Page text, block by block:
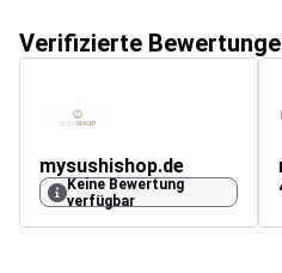
Verifizierte
mysushishop.de
Keine Bewertung
verfügbar